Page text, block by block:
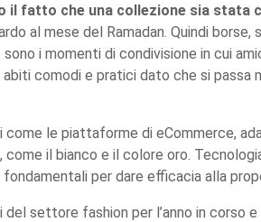
il fatto che una collezione sia stata
al mese del Ramadan. Quindi
i momenti di condivisione in cui
abiti comodi e pratici dato che si passa
come le piattaforme di eCommerce,
come il bianco e il colore oro.
per dare efficacia alla
settore fashion per l’anno in corso